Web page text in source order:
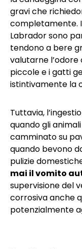
gravi che
completamente.
Labrador sono
tendono a bere
valutarne
piccole e i gatti
istintivamente la
Tuttavia,
quando gli
camminato su
quando bevono
pulizie
mai il vomito
supervisione del
corrosiva anche
potenzialmente